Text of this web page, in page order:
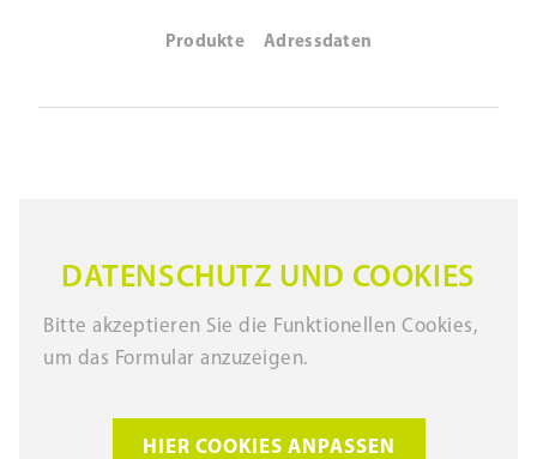
Produkte Adressdaten
DATENSCHUTZ UND COOKIES
Bitte akzeptieren Sie die Funktionellen Cookies,
um das Formular anzuzeigen.
HIER COOKIES ANPASSEN